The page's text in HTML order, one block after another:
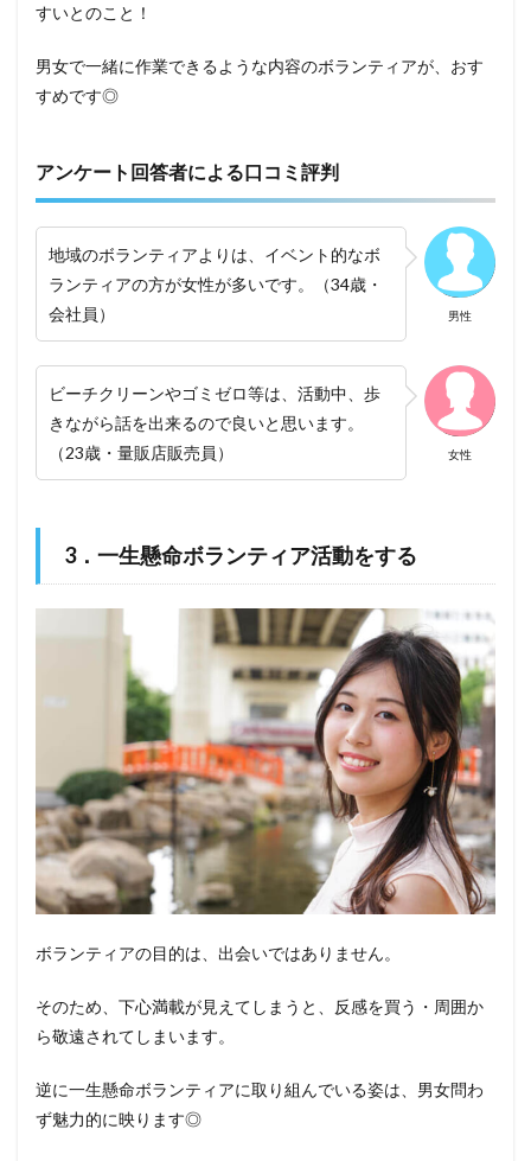
すいとのこと！
男女で一緒に作業できるような内容のボランティアが、おす
すめです◎
アンケート回答者による口コミ評判
男性
地域のボランティアよりは、イベント的なボ
ランティアの方が女性が多いです。（34歳・
会社員）
女性
ビーチクリーンやゴミゼロ等は、活動中、歩
きながら話を出来るので良いと思います。
（23歳・量販店販売員）
3．一生懸命ボランティア活動をする
ボランティアの目的は、出会いではありません。
そのため、下心満載が見えてしまうと、反感を買う・周囲か
ら敬遠されてしまいます。
逆に一生懸命ボランティアに取り組んでいる姿は、男女問わ
ず魅力的に映ります◎